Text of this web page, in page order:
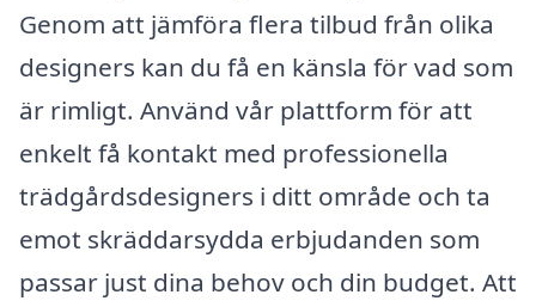
Genom att jämföra flera tilbud från olika
designers kan du få en känsla för vad som
är rimligt. Använd vår plattform för att
enkelt få kontakt med professionella
trädgårdsdesigners i ditt område och ta
emot skräddarsydda erbjudanden som
passar just dina behov och din budget. Att